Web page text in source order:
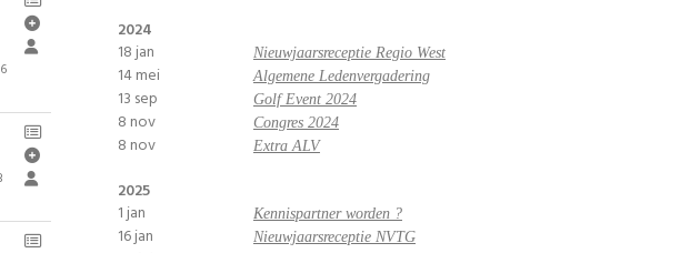
2024
18 jan
Nieuwjaarsreceptie Regio West
14 mei Algemene Ledenvergadering
13 sep Golf Event 2024
8 nov Congres 2024
8 nov Extra ALV
2025
1 jan
Kennispartner worden ?
16 jan Nieuwjaarsreceptie NVTG